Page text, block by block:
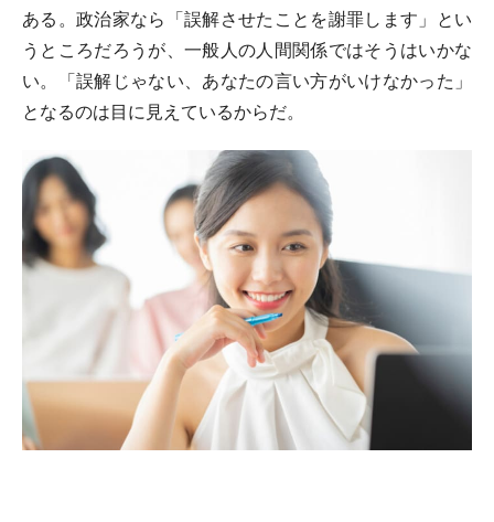
ある。政治家なら「誤解させたことを謝罪します」とい
うところだろうが、一般人の人間関係ではそうはいかな
い。「誤解じゃない、あなたの言い方がいけなかった」
となるのは目に見えているからだ。